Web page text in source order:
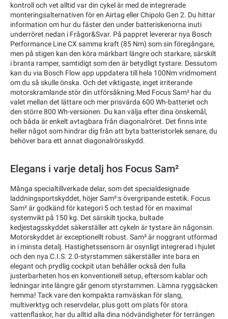
kontroll och vet alltid var din cykel är med de integrerade
monteringsalternativen för en Airtag eller Chipolo Gen 2. Du hittar
information om hur du fäster den under batteriskenorna inuti
underröret nedan i Frågor&Svar. På pappret levererar nya Bosch
Performance Line CX samma kraft (85 Nm) som sin föregångare,
men på stigen kan den köra märkbart längre och starkare, särskilt
i branta ramper, samtidigt som den är betydligt tystare. Dessutom
kan du via Bosch Flow app uppdatera till hela 100Nm vridmoment
om du så skulle önska. Och det viktigaste, inget irriterande
motorskramlande stör din utförsåkning.Med Focus Sam² har du
valet mellan det lättare och mer prisvärda 600 Wh-batteriet och
den större 800 Wh-versionen. Du kan välja efter dina önskemål,
och båda är enkelt avtagbara från diagonalröret. Det finns inte
heller något som hindrar dig från att byta batteristorlek senare, du
behöver bara ett annat diagonalrörsskydd.
Elegans i varje detalj hos Focus Sam²
Många specialtillverkade delar, som det specialdesignade
laddningsportskyddet, höjer Sam²:s övergripande estetik. Focus
Sam² är godkänd för kategori 5 och testad för en maximal
systemvikt på 150 kg. Det särskilt tjocka, bultade
kedjestagsskyddet säkerställer att cykeln är tystare än någonsin.
Motorskyddet är exceptionellt robust. Sam² är noggrant utformad
in i minsta detalj. Hastighetssensorn är osynligt integrerad i hjulet
och den nya C.I.S. 2.0-styrstammen säkerställer inte bara en
elegant och prydlig cockpit utan behåller också den fulla
justerbarheten hos en konventionell setup, eftersom kablar och
ledningar inte längre går genom styrstammen. Lämna ryggsäcken
hemma! Tack vare den kompakta ramväskan för slang,
multiverktyg och reservdelar, plus gott om plats för stora
vattenflaskor, har du alltid alla dina nödvändigheter för terrängen